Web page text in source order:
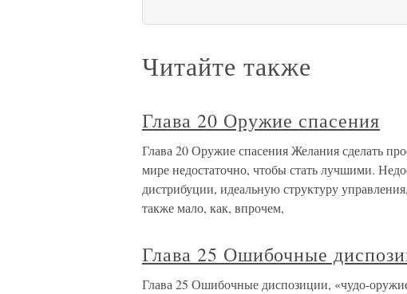
Читайте также
Глава 20 Оружие спасения
Глава 20 Оружие спасения Желания сделать
мире недостаточно, чтобы стать лучшими.
дистрибуции, идеальную структуру
также мало, как, впрочем,
Глава 25 Ошибочные
Глава 25 Ошибочные диспозиции, «чудо-